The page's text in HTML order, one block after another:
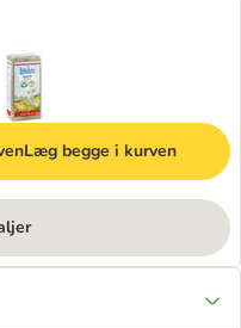
Læg begge i kurven